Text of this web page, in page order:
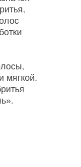
мягкой.